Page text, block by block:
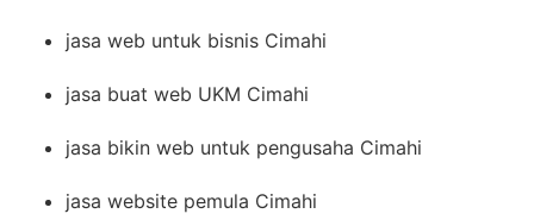
jasa web untuk bisnis Cimahi
jasa buat web UKM Cimahi
jasa bikin web untuk pengusaha Cimahi
jasa website pemula Cimahi